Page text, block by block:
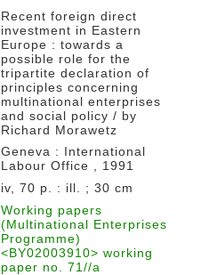
Recent foreign direct
investment in Eastern
Europe : towards a
possible role for the
tripartite declaration of
principles concerning
multinational enterprises
and social policy / by
Richard Morawetz
Geneva : International
Labour Office , 1991
iv, 70 p. : ill. ; 30 cm
Working papers
(Multinational Enterprises
Programme)
<BY02003910> working
paper no. 71//a